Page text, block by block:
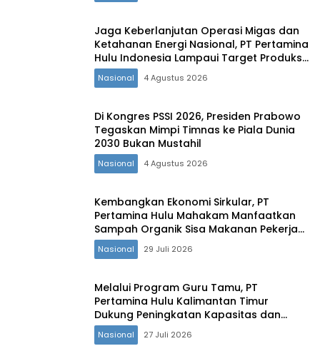
Jaga Keberlanjutan Operasi Migas dan
Ketahanan Energi Nasional, PT Pertamina
Hulu Indonesia Lampaui Target Produksi
Semester I 2026‎
Nasional 4 Agustus 2026
Di Kongres PSSI 2026, Presiden Prabowo
Tegaskan Mimpi Timnas ke Piala Dunia
2030 Bukan Mustahil
Nasional 4 Agustus 2026
Kembangkan Ekonomi Sirkular, PT
Pertamina Hulu Mahakam Manfaatkan
Sampah Organik Sisa Makanan Pekerja
untuk Pakan Ternak Masyarakat
Nasional 29 Juli 2026
Melalui Program Guru Tamu, PT
Pertamina Hulu Kalimantan Timur
Dukung Peningkatan Kapasitas dan
Daya Saing Generasi Muda Penajam
Paser Utara
Nasional 27 Juli 2026